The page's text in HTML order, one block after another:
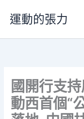
要
運動的張力
國開行支
動西首個“